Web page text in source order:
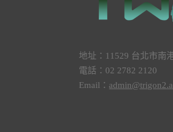
地址：11529 台北市南
電話：02 2782 2120
Email：